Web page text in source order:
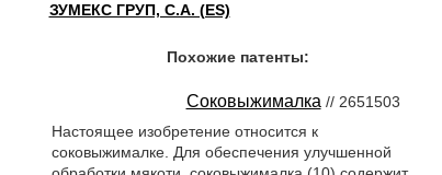
ЗУМЕКС ГРУП, С.А. (ES)
Похожие патенты:
Соковыжималка // 2651503
Настоящее изобретение относится к
соковыжималке. Для обеспечения улучшенной